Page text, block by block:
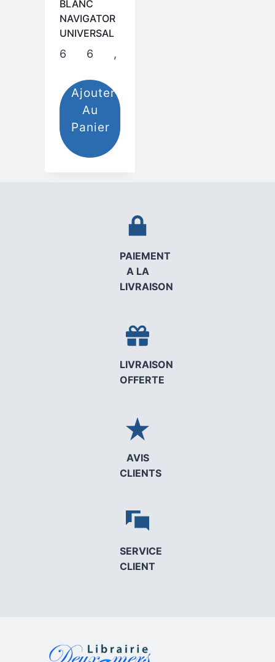
BLANC
NAVIGATOR
UNIVERSAL
Ajouter
Au
Panier
PAIEMENT
A LA
LIVRAISON
LIVRAISON
OFFERTE
AVIS
CLIENTS
SERVICE
CLIENT